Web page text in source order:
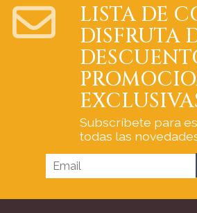
LISTA DE
DISFRUTA
Subscríbete para
todas las